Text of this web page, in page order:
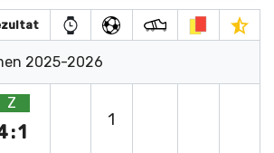
2025-2026
Z
1